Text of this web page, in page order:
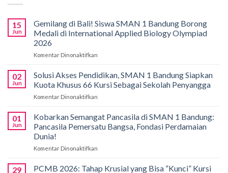
15
Jun
Gemilang di Bali! Siswa SMAN 1 Bandung Borong
Medali di International Applied Biology Olympiad
2026
Komentar Dinonaktifkan
di
Bali!
Siswa
Bandung
Borong
Biology
02
Jun
Solusi Akses Pendidikan, SMAN 1 Bandung Siapkan
Kuota Khusus 66 Kursi Sebagai Sekolah Penyangga
Komentar Dinonaktifkan
Akses
Pendidikan,
SMAN
Kuota
01
Jun
Kobarkan Semangat Pancasila di SMAN 1 Bandung:
Pancasila Pemersatu Bangsa, Fondasi Perdamaian
Dunia!
Komentar Dinonaktifkan
Semangat
29
PCMB 2026: Tahap Krusial yang Bisa “Kunci” Kursi